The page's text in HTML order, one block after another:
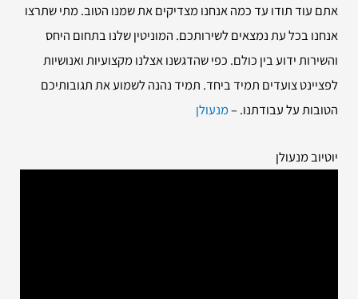
אתם עוד תודו עד כמה אנחנו מצדיקים את שמנו הטוב. מתי שתרצו
אנחנו בכל עת נמצאים לשירותכם. המוניטין שלנו בתחום היחס
והשירות ידוע בין כולם. כפי שהדגשנו אצלנו מקצועיות ואנושיות
לפציינט צועדים תמיד ביחד. תמיד נהנה לשמוע את תגובותיכם
הטובות על עבודתנו. –מנעולן
יוטיוב מנעולן